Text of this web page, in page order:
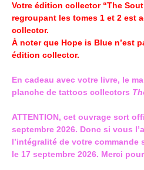
Votre édition collector “The
regroupant les tomes 1 et 2 est
collector.
À noter que Hope is Blue n’est
édition collector.
En cadeau avec votre livre, le
planche de tattoos collectors
ATTENTION, cet ouvrage sort
septembre 2026. Donc si vous
l’intégralité de votre commande
le 17 septembre 2026. Merci